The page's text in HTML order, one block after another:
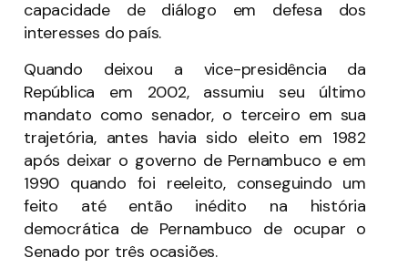
capacidade de diálogo em defesa dos
interesses do país.
Quando deixou a vice-presidência da
República em 2002, assumiu seu último
mandato como senador, o terceiro em sua
trajetória, antes havia sido eleito em 1982
após deixar o governo de Pernambuco e em
1990 quando foi reeleito, conseguindo um
feito até então inédito na história
democrática de Pernambuco de ocupar o
Senado por três ocasiões.